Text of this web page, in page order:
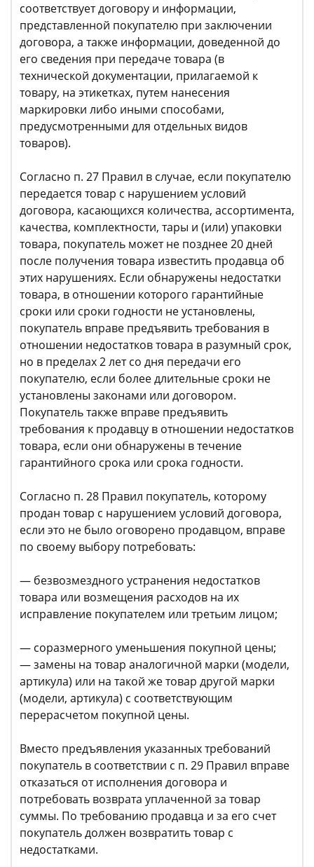
соответствует договору и информации,
представленной покупателю при заключении
договора, а также информации, доведенной до
его сведения при передаче товара (в
технической документации, прилагаемой к
товару, на этикетках, путем нанесения
маркировки либо иными способами,
предусмотренными для отдельных видов
товаров).
Согласно п. 27 Правил в случае, если покупателю
передается товар с нарушением условий
договора, касающихся количества, ассортимента,
качества, комплектности, тары и (или) упаковки
товара, покупатель может не позднее 20 дней
после получения товара известить продавца об
этих нарушениях. Если обнаружены недостатки
товара, в отношении которого гарантийные
сроки или сроки годности не установлены,
покупатель вправе предъявить требования в
отношении недостатков товара в разумный срок,
но в пределах 2 лет со дня передачи его
покупателю, если более длительные сроки не
установлены законами или договором.
Покупатель также вправе предъявить
требования к продавцу в отношении недостатков
товара, если они обнаружены в течение
гарантийного срока или срока годности.
Согласно п. 28 Правил покупатель, которому
продан товар с нарушением условий договора,
если это не было оговорено продавцом, вправе
по своему выбору потребовать:
— безвозмездного устранения недостатков
товара или возмещения расходов на их
исправление покупателем или третьим лицом;
— соразмерного уменьшения покупной цены;
— замены на товар аналогичной марки (модели,
артикула) или на такой же товар другой марки
(модели, артикула) с соответствующим
перерасчетом покупной цены.
Вместо предъявления указанных требований
покупатель в соответствии с п. 29 Правил вправе
отказаться от исполнения договора и
потребовать возврата уплаченной за товар
суммы. По требованию продавца и за его счет
покупатель должен возвратить товар с
недостатками.